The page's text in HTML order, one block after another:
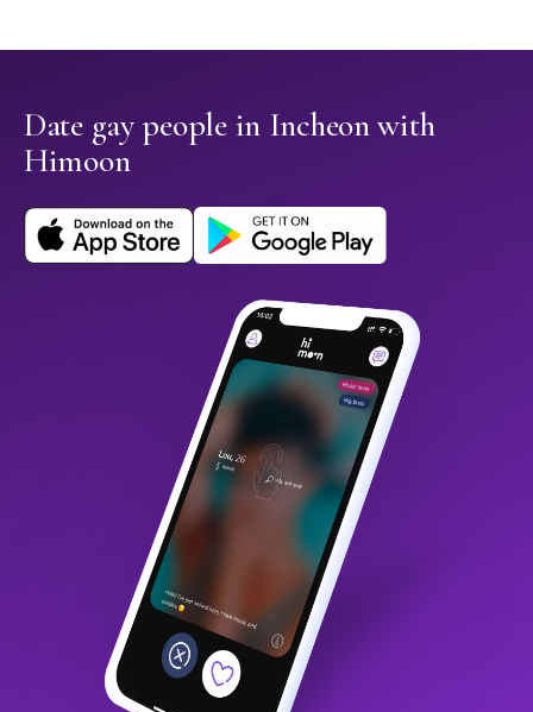
Date gay people in Incheon with
Himoon